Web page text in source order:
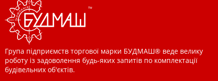
Група підприємств торгової марки БУДМАШ® веде велику
роботу із задоволення будь-яких запитів по комплектації
будівельних об'єктів.